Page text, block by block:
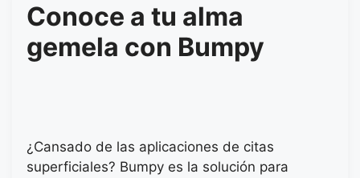
Conoce a tu alma
gemela con Bumpy
¿Cansado de las aplicaciones de citas
superficiales? Bumpy es la solución para